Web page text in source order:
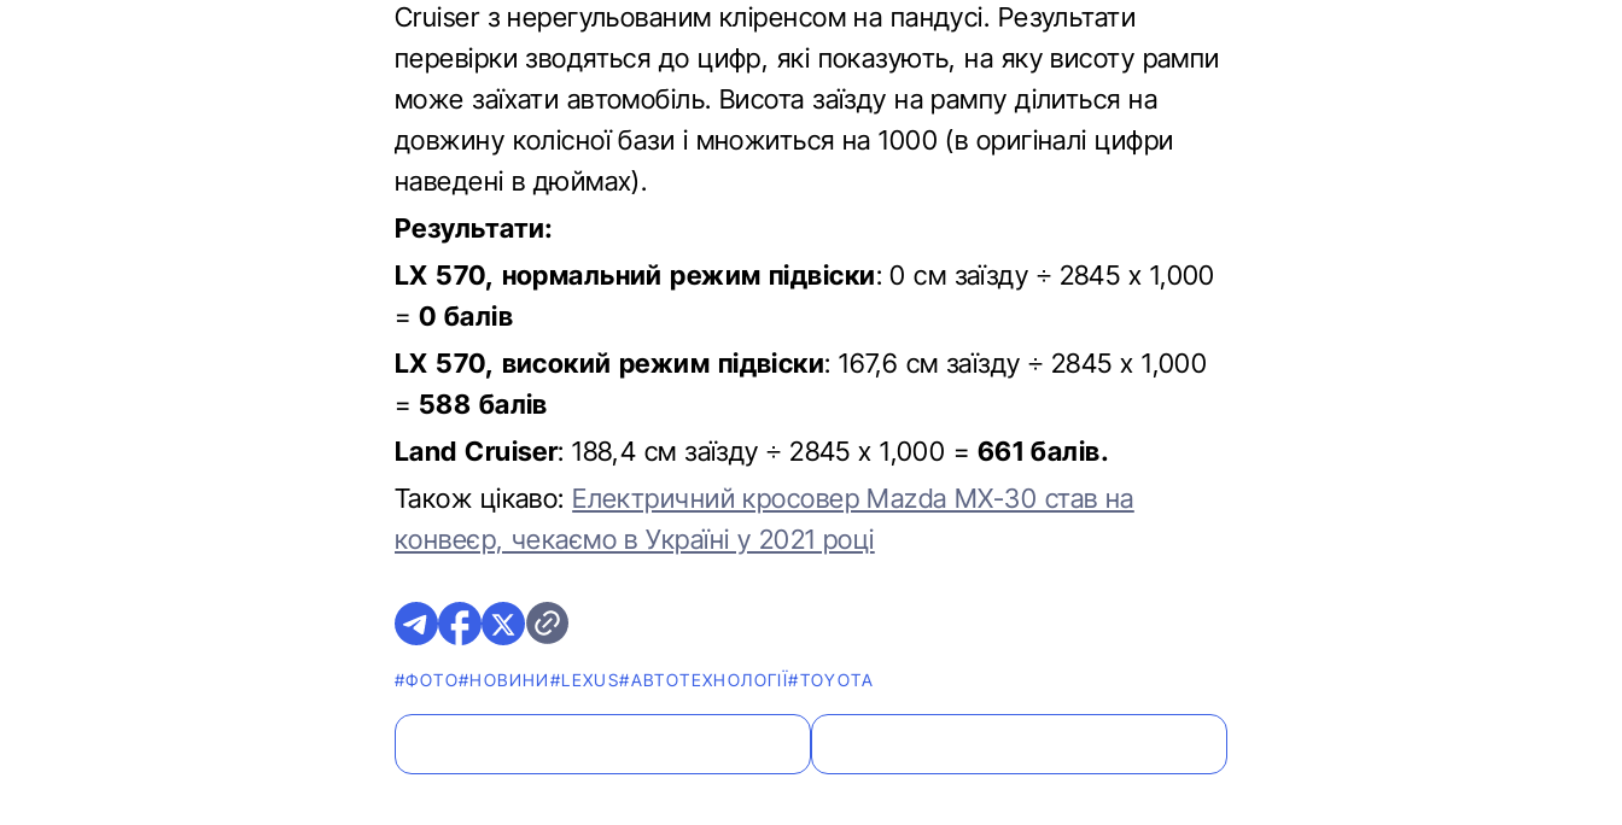
Cruiser з нерегульованим кліренсом на пандусі. Результати
перевірки зводяться до цифр, які показують, на яку висоту рампи
може заїхати автомобіль. Висота заїзду на рампу ділиться на
довжину колісної бази і множиться на 1000 (в оригіналі цифри
наведені в дюймах).
Результати:
LX 570, нормальний режим підвіски: 0 см заїзду ÷ 2845 x 1,000
= 0 балів
LX 570, високий режим підвіски: 167,6 см заїзду ÷ 2845 x 1,000
= 588 балів
Land Cruiser: 188,4 см заїзду ÷ 2845 x 1,000 = 661 балів.
Також цікаво: Електричний кросовер Mazda MX-30 став на
конвеєр, чекаємо в Україні у 2021 році
#ФОТО#НОВИНИ#LEXUS#АВТОТЕХНОЛОГІЇ#TOYOTA